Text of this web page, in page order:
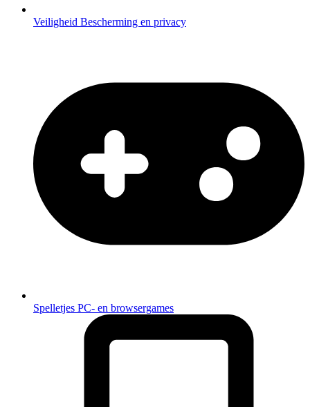
Veiligheid Bescherming en privacy
Spelletjes PC- en browsergames